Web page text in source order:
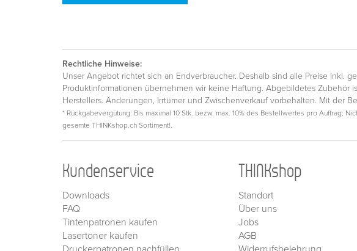
Rechtliche Hinweise:
Unser Angebot richtet sich an Endverbraucher. Deshalb sind alle Preise inkl.
Produktinformationen übernehmen wir keine Haftung. Abgebildetes
Herstellers. Änderungen, Irrtümer und Zwischenverkauf vorbehalten. Mit der
* Rückgabevergütung: Bis maximal 10 Stk. bezw. max. 10% des Bestellwertes pro Auftrag;
gesamte THINKshop.ch Sortiment!.
Kundenservice
Downloads
FAQ
Tintenpatronen kaufen
Lasertoner kaufen
THINKshop
Standort
Über uns
Jobs
AGB